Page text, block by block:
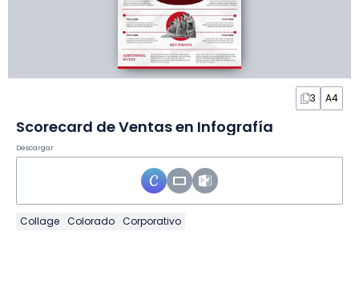
3 A4
Scorecard de Ventas en Infografía
Descargar
Collage Colorado Corporativo